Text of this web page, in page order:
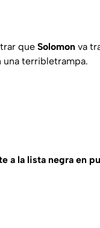
que Solomon va
una terribletrampa.
a la lista negra en